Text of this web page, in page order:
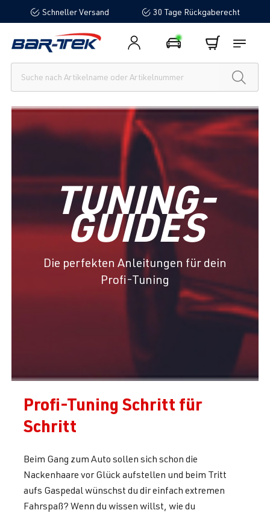
springenSchneller Versand 30 Tage Rückgaberecht
TUNING-
GUIDES
Die perfekten Anleitungen für dein
Profi-Tuning
Profi-Tuning Schritt für
Schritt
Beim Gang zum Auto sollen sich schon die
Nackenhaare vor Glück aufstellen und beim Tritt
aufs Gaspedal wünschst du dir einfach extremen
Fahrspaß? Wenn du wissen willst, wie du